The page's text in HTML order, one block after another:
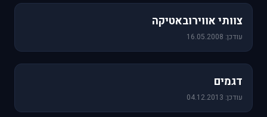
צוותי אווירובאטיקה
עודכן: 16.05.2008
דגמים
עודכן: 04.12.2013